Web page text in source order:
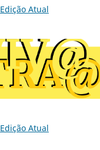
Edição Atual
Edição Atual